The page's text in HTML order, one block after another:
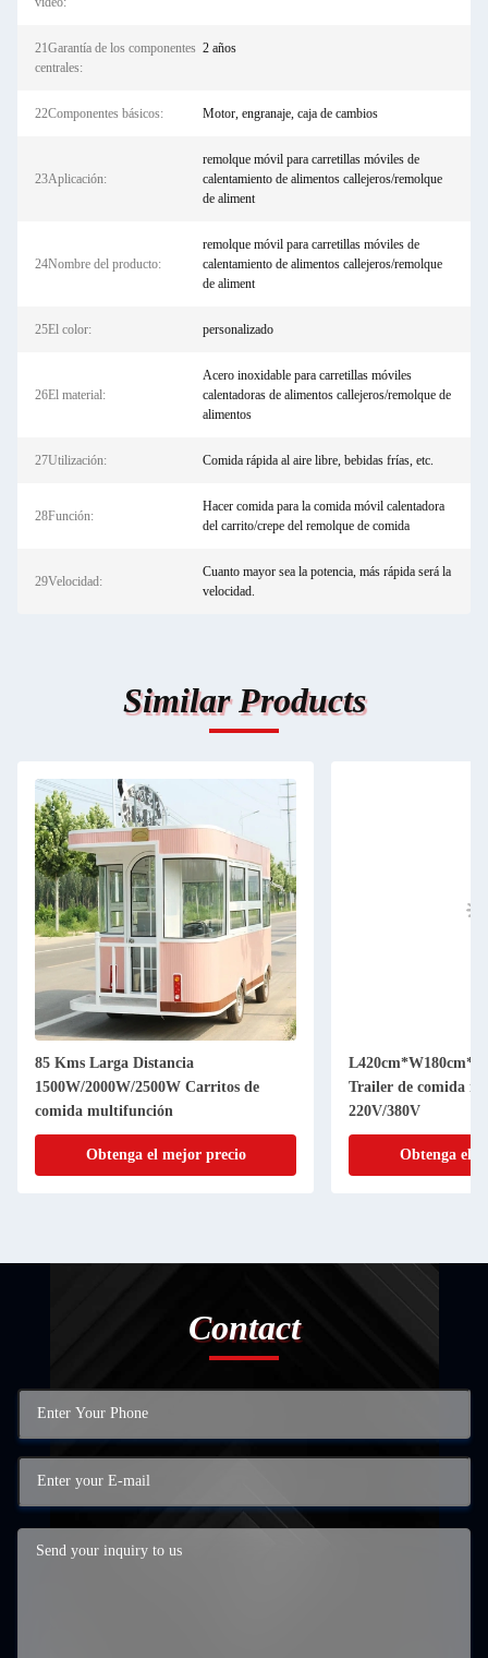
21Garantía de los componentes
centrales:
2 años
22Componentes básicos: Motor, engranaje, caja de cambios
23Aplicación:
remolque móvil para carretillas móviles de
calentamiento de alimentos callejeros/remolque
de aliment
24Nombre del producto:
remolque móvil para carretillas móviles de
calentamiento de alimentos callejeros/remolque
de aliment
25El color: personalizado
26El material:
Acero inoxidable para carretillas móviles
calentadoras de alimentos callejeros/remolque de
alimentos
27Utilización: Comida rápida al aire libre, bebidas frías, etc.
28Función:
Hacer comida para la comida móvil calentadora
del carrito/crepe del remolque de comida
29Velocidad:
Cuanto mayor sea la potencia, más rápida será la
velocidad.
Similar Products
85 Kms Larga Distancia
1500W/2000W/2500W Carritos de
comida multifunción
Obtenga el mejor precio
Trailer de comida
220V/380V
Obtenga el
Contact